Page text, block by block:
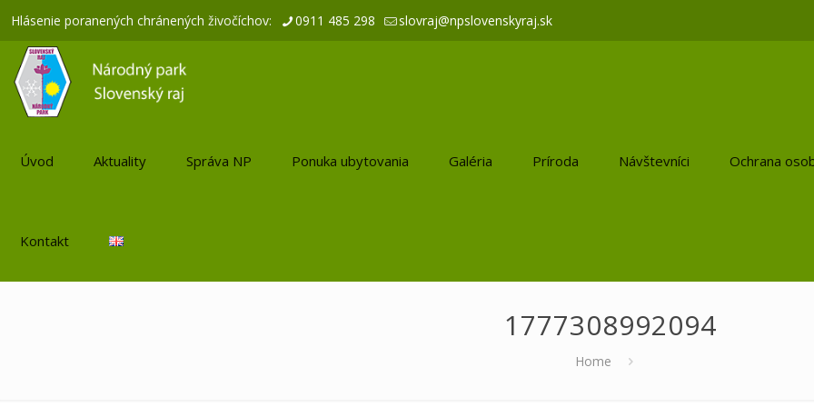
Hlásenie poranených chránených živočíchov: 0911 485 298 slovraj@npslovenskyraj.sk
Úvod Aktuality Správa NP Ponuka ubytovania Galéria Príroda Návštevníci Ochrana
Kontakt
1777308992094
Home